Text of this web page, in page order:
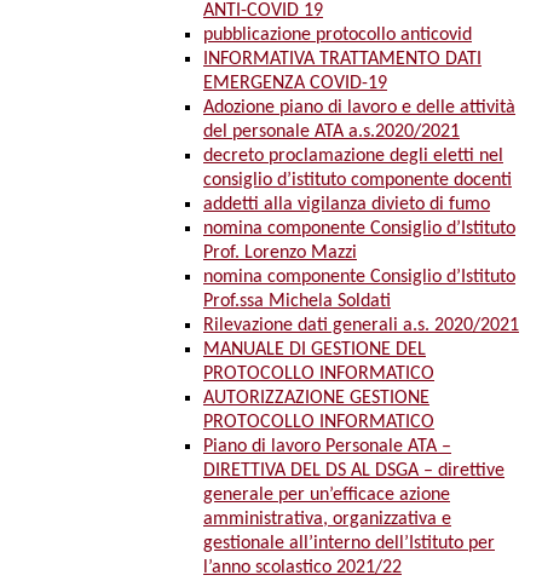
ANTI-COVID 19
pubblicazione protocollo anticovid
INFORMATIVA TRATTAMENTO DATI
EMERGENZA COVID-19
Adozione piano di lavoro e delle attività
del personale ATA a.s.2020/2021
decreto proclamazione degli eletti nel
consiglio d’istituto componente docenti
addetti alla vigilanza divieto di fumo
nomina componente Consiglio d’Istituto
Prof. Lorenzo Mazzi
nomina componente Consiglio d’Istituto
Prof.ssa Michela Soldati
Rilevazione dati generali a.s. 2020/2021
MANUALE DI GESTIONE DEL
PROTOCOLLO INFORMATICO
AUTORIZZAZIONE GESTIONE
PROTOCOLLO INFORMATICO
Piano di lavoro Personale ATA –
DIRETTIVA DEL DS AL DSGA – direttive
generale per un’efficace azione
amministrativa, organizzativa e
gestionale all’interno dell’Istituto per
l’anno scolastico 2021/22